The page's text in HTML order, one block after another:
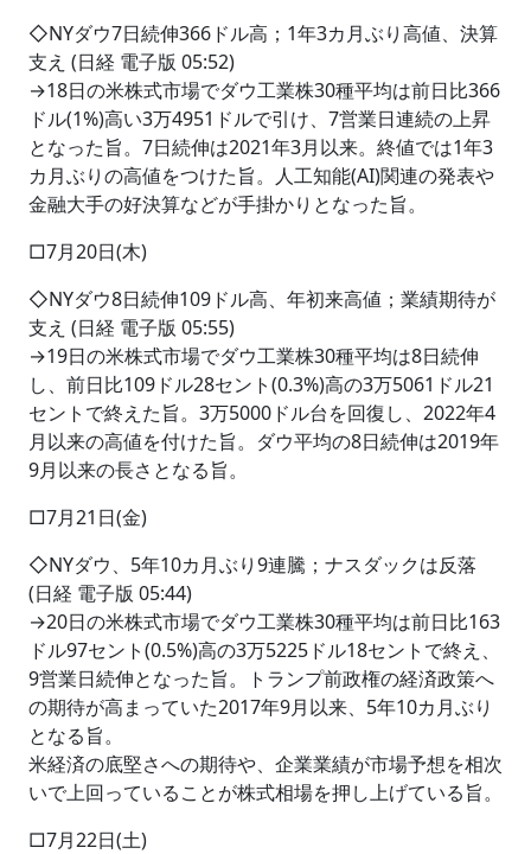
◇NYダウ7日続伸366ドル高；1年3カ月ぶり高値、決算
支え (日経 電子版 05:52)
→18日の米株式市場でダウ工業株30種平均は前日比366
ドル(1%)高い3万4951ドルで引け、7営業日連続の上昇
となった旨。7日続伸は2021年3月以来。終値では1年3
カ月ぶりの高値をつけた旨。人工知能(AI)関連の発表や
金融大手の好決算などが手掛かりとなった旨。
□7月20日(木)
◇NYダウ8日続伸109ドル高、年初来高値；業績期待が
支え (日経 電子版 05:55)
→19日の米株式市場でダウ工業株30種平均は8日続伸
し、前日比109ドル28セント(0.3%)高の3万5061ドル21
セントで終えた旨。3万5000ドル台を回復し、2022年4
月以来の高値を付けた旨。ダウ平均の8日続伸は2019年
9月以来の長さとなる旨。
□7月21日(金)
◇NYダウ、5年10カ月ぶり9連騰；ナスダックは反落
(日経 電子版 05:44)
→20日の米株式市場でダウ工業株30種平均は前日比163
ドル97セント(0.5%)高の3万5225ドル18セントで終え、
9営業日続伸となった旨。トランプ前政権の経済政策へ
の期待が高まっていた2017年9月以来、5年10カ月ぶり
となる旨。
米経済の底堅さへの期待や、企業業績が市場予想を相次
いで上回っていることが株式相場を押し上げている旨。
□7月22日(土)